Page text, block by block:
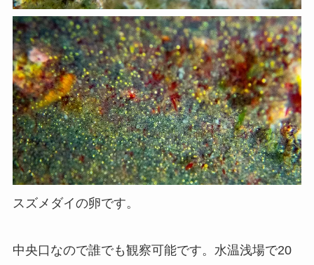
スズメダイの卵です。
中央口なので誰でも観察可能です。水温浅場で20